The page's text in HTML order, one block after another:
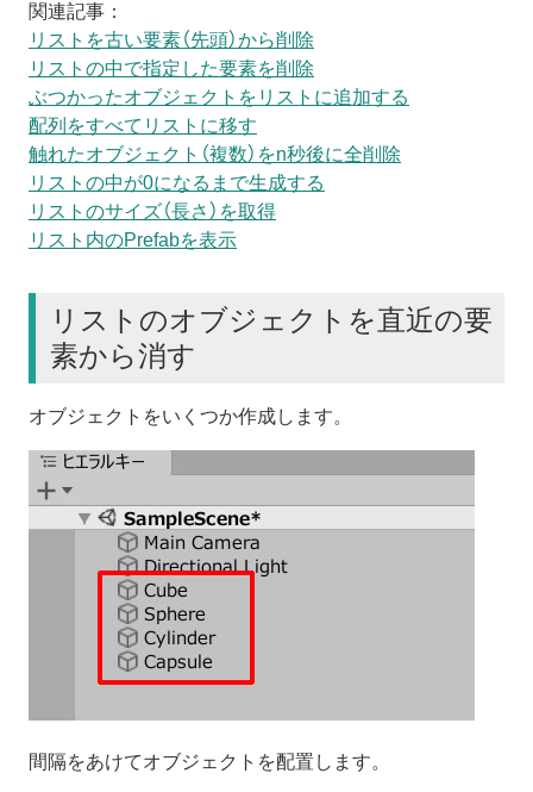
関連記事：
リストを古い要素（先頭）から削除
リストの中で指定した要素を削除
ぶつかったオブジェクトをリストに追加する
配列をすべてリストに移す
触れたオブジェクト（複数）をn秒後に全削除
リストの中が0になるまで生成する
リストのサイズ（長さ）を取得
リスト内のPrefabを表示
リストのオブジェクトを直近の要
素から消す
オブジェクトをいくつか作成します。
間隔をあけてオブジェクトを配置します。